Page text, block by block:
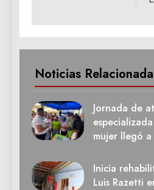
Noticias
Jornada de
mujer llegó
Inicia
Luis Razetti